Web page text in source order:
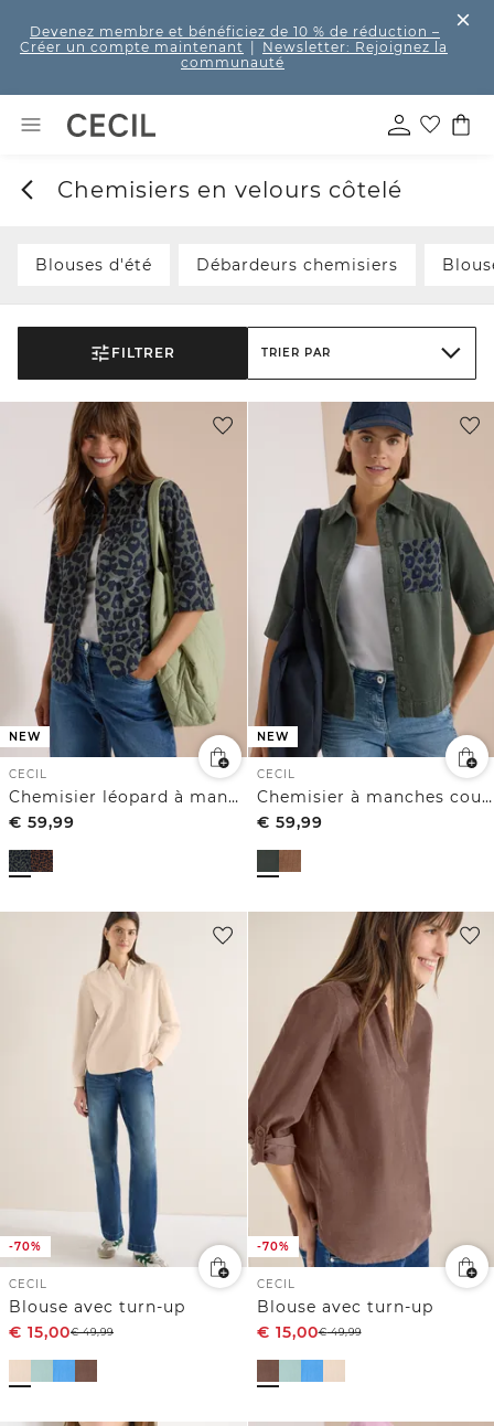
Devenez membre et bénéficiez de 10 % de réduction –
Créer un compte maintenant
Newsletter: Rejoignez la
communauté
Chemisiers en velours côtelé
Blouses d'été Débardeurs chemisiers
FILTRER TRIER PAR
NEW
CECIL
Chemisier léopard à manches courtes en velours côtelé
€ 59,99
NEW
CECIL
Chemisier à manches courtes en velours côtelé avec poche poitrine
€ 59,99
-70%
CECIL
Blouse avec turn-up
€ 15,00€49,99
-70%
CECIL
Blouse avec turn-up
€ 15,00€49,99